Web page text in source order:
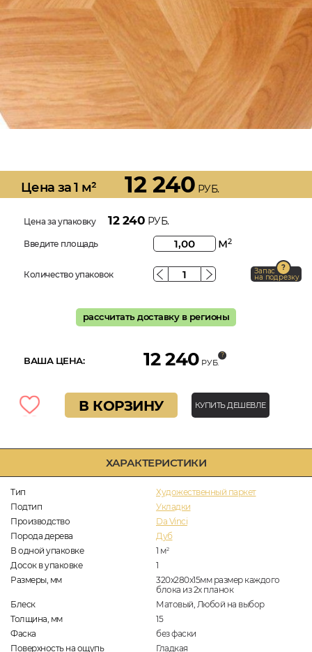
ХАРАКТЕРИСТИКИ
Тип
Художественный паркет
Подтип
Укладки
Производство
Da Vinci
Порода дерева
Дуб
В одной упаковке
1 м2
Досок в упаковке
1
Размеры, мм
320x280x15мм размер каждого
блока из 2х планок
Блеск
Матовый, Любой на выбор
Толщина, мм
15
Фаска
без фаски
Поверхность на ощупь
Гладкая
Цена за 1 м² 12 240 РУБ.
Цена за упаковку 12 240 РУБ.
Введите площадь м2
Количество упаковок Запас
на подрезку
рассчитать доставку в регионы
ВАША ЦЕНА: 12 240 РУБ.
В КОРЗИНУ КУПИТЬ ДЕШЕВЛЕ